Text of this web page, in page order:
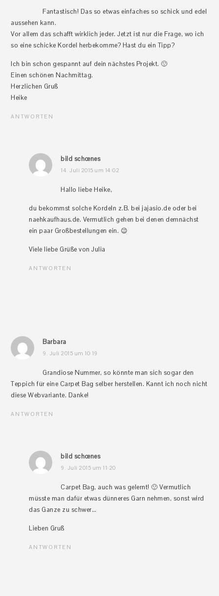
Fantastisch! Das so etwas einfaches so schick und edel
aussehen kann.
Vor allem das schafft wirklich jeder. Jetzt ist nur die Frage, wo ich
so eine schicke Kordel herbekomme? Hast du ein Tipp?
Ich bin schon gespannt auf dein nächstes Projekt. 🙂
Einen schönen Nachmittag.
Herzlichen Gruß
Heike
ANTWORTEN
bild schœnes
14. Juli 2015 um 14:02
Hallo liebe Heike,
du bekommst solche Kordeln z.B. bei jajasio.de oder bei
naehkaufhaus.de. Vermutlich gehen bei denen demnächst
ein paar Großbestellungen ein. 😉
Viele liebe Grüße von Julia
ANTWORTEN
Barbara
9. Juli 2015 um 10:19
Grandiose Nummer, so könnte man sich sogar den
Teppich für eine Carpet Bag selber herstellen. Kannt ich noch nicht
diese Webvariante. Danke!
ANTWORTEN
bild schœnes
9. Juli 2015 um 11:20
Carpet Bag, auch was gelernt! 🙂 Vermutlich
müsste man dafür etwas dünneres Garn nehmen, sonst wird
das Ganze zu schwer…
Lieben Gruß
ANTWORTEN